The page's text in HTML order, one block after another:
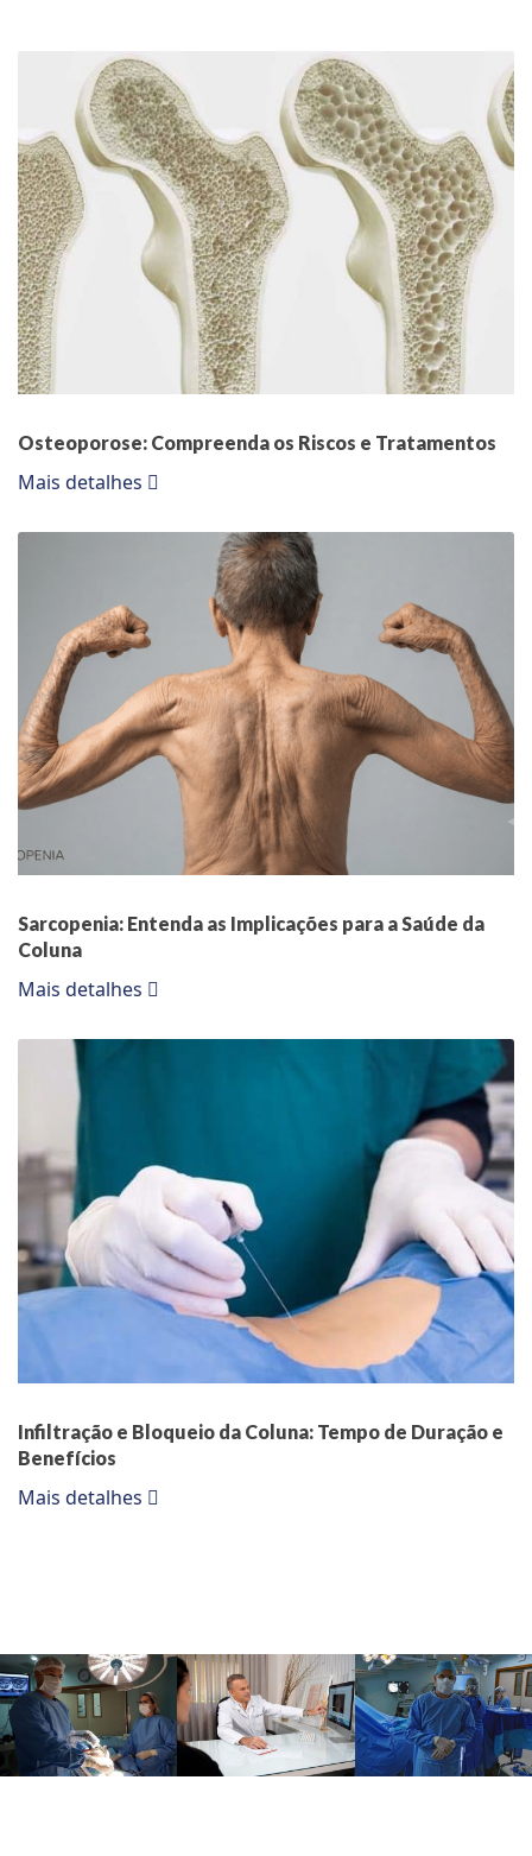
Osteoporose: Compreenda os Riscos e Tratamentos
Mais detalhes
Sarcopenia: Entenda as Implicações para a Saúde da
Coluna
Mais detalhes
Infiltração e Bloqueio da Coluna: Tempo de Duração e
Benefícios
Mais detalhes